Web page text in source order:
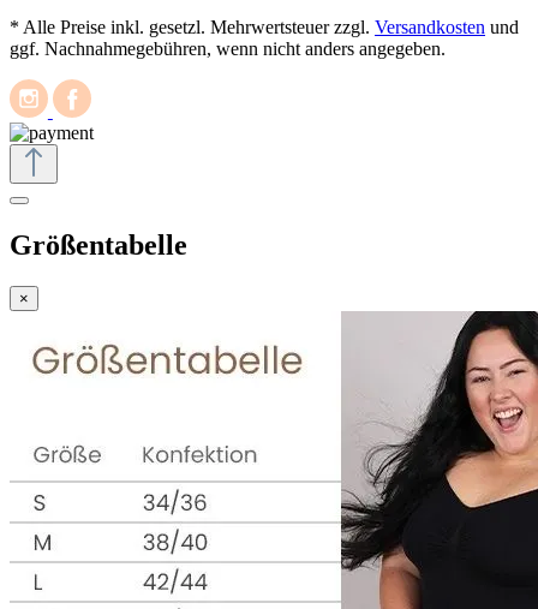
* Alle Preise inkl. gesetzl. Mehrwertsteuer zzgl. Versandkosten und
ggf. Nachnahmegebühren, wenn nicht anders angegeben.
Größentabelle
×